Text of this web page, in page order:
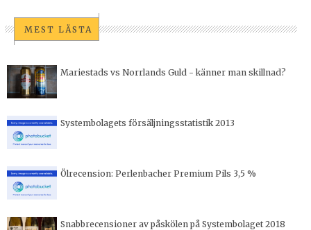
MEST LÄSTA
Mariestads vs Norrlands Guld - känner man skillnad?
Systembolagets försäljningsstatistik 2013
Ölrecension: Perlenbacher Premium Pils 3,5 %
Snabbrecensioner av påskölen på Systembolaget 2018